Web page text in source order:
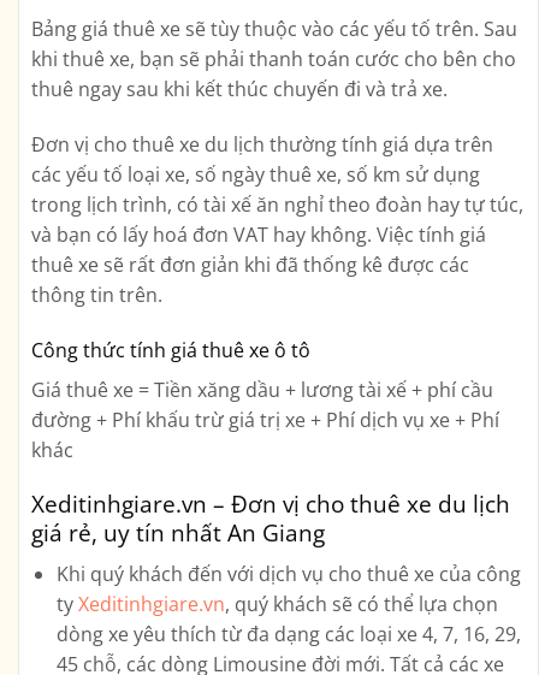
Bảng giá thuê xe sẽ tùy thuộc vào các yếu tố trên. Sau
khi thuê xe, bạn sẽ phải thanh toán cước cho bên cho
thuê ngay sau khi kết thúc chuyến đi và trả xe.
Đơn vị cho thuê xe du lịch thường tính giá dựa trên
các yếu tố loại xe, số ngày thuê xe, số km sử dụng
trong lịch trình, có tài xế ăn nghỉ theo đoàn hay tự túc,
và bạn có lấy hoá đơn VAT hay không. Việc tính giá
thuê xe sẽ rất đơn giản khi đã thống kê được các
thông tin trên.
Công thức tính giá thuê xe ô tô
Giá thuê xe = Tiền xăng dầu + lương tài xế + phí cầu
đường + Phí khấu trừ giá trị xe + Phí dịch vụ xe + Phí
khác
Xeditinhgiare.vn – Đơn vị cho thuê xe du lịch
giá rẻ, uy tín nhất An Giang
Khi quý khách đến với dịch vụ cho thuê xe của công
tyXeditinhgiare.vn, quý khách sẽ có thể lựa chọn
dòng xe yêu thích từ đa dạng các loại xe4, 7, 16, 29,
45 chỗ, các dòng Limousine đời mới. Tất cả các xe